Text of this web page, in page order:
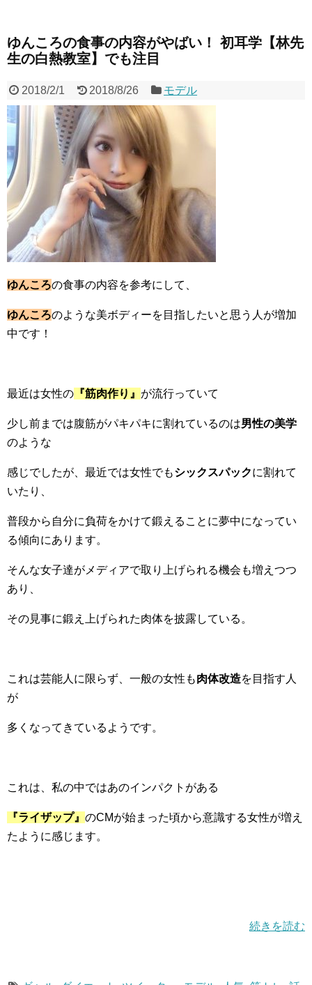
ゆんころの食事の内容がやばい！ 初耳学【林先
生の白熱教室】でも注目
2018/2/1 2018/8/26 モデル
ゆんころの食事の内容を参考にして、
ゆんころのような美ボディーを目指したいと思う人が増加
中です！
最近は女性の 『筋肉作り』 が流行っていて
少し前までは腹筋がパキパキに割れているのは男性の美学
のような
感じでしたが、最近では女性でもシックスパックに割れて
いたり、
普段から自分に負荷をかけて鍛えることに夢中になってい
る傾向にあります。
そんな女子達がメディアで取り上げられる機会も増えつつ
あり、
その見事に鍛え上げられた肉体を披露している。
これは芸能人に限らず、一般の女性も肉体改造を目指す人
が
多くなってきているようです。
これは、私の中ではあのインパクトがある
『ライザップ』 のCMが始まった頃から意識する女性が増え
たように感じます。
続きを読む